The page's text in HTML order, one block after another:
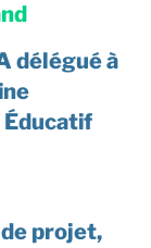
délégué à
projet,